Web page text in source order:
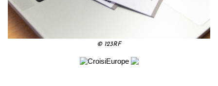
© 123RF